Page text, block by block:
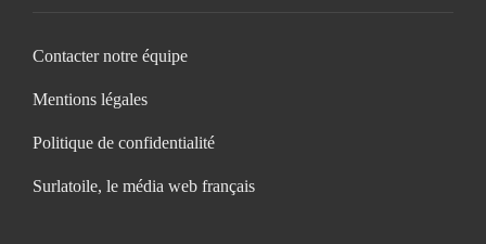
Contacter notre équipe
Mentions légales
Politique de confidentialité
Surlatoile, le média web français